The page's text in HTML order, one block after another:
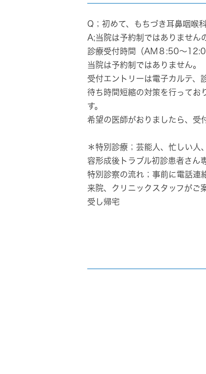
Q；初めて、もちづき耳鼻咽喉
A;当院は予約制ではありません
診療受付時間（AM８:50～
当院は予約制ではありません。
受付エントリーは電子カルテ、
待ち時間短縮の対策を行ってお
す。
希望の医師がおりましたら、受
＊特別診療 ；芸能人、忙しい
容形成後トラブル初診患者さん
特別診察の流れ；事前に電話連
来院、クリニックスタッフが
受し帰宅